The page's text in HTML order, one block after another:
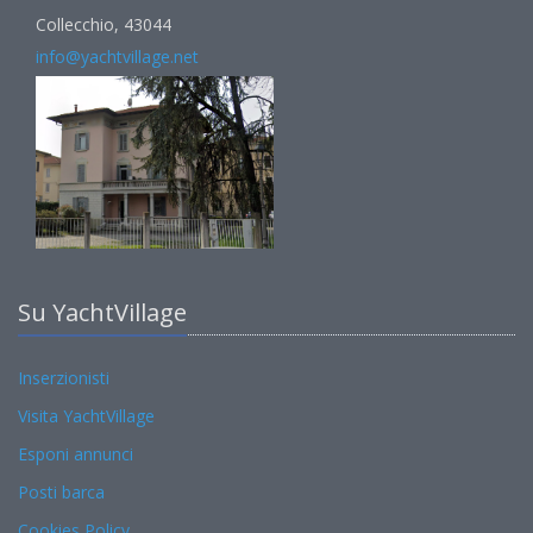
Collecchio, 43044
info@yachtvillage.net
Su YachtVillage
Inserzionisti
Visita YachtVillage
Esponi annunci
Posti barca